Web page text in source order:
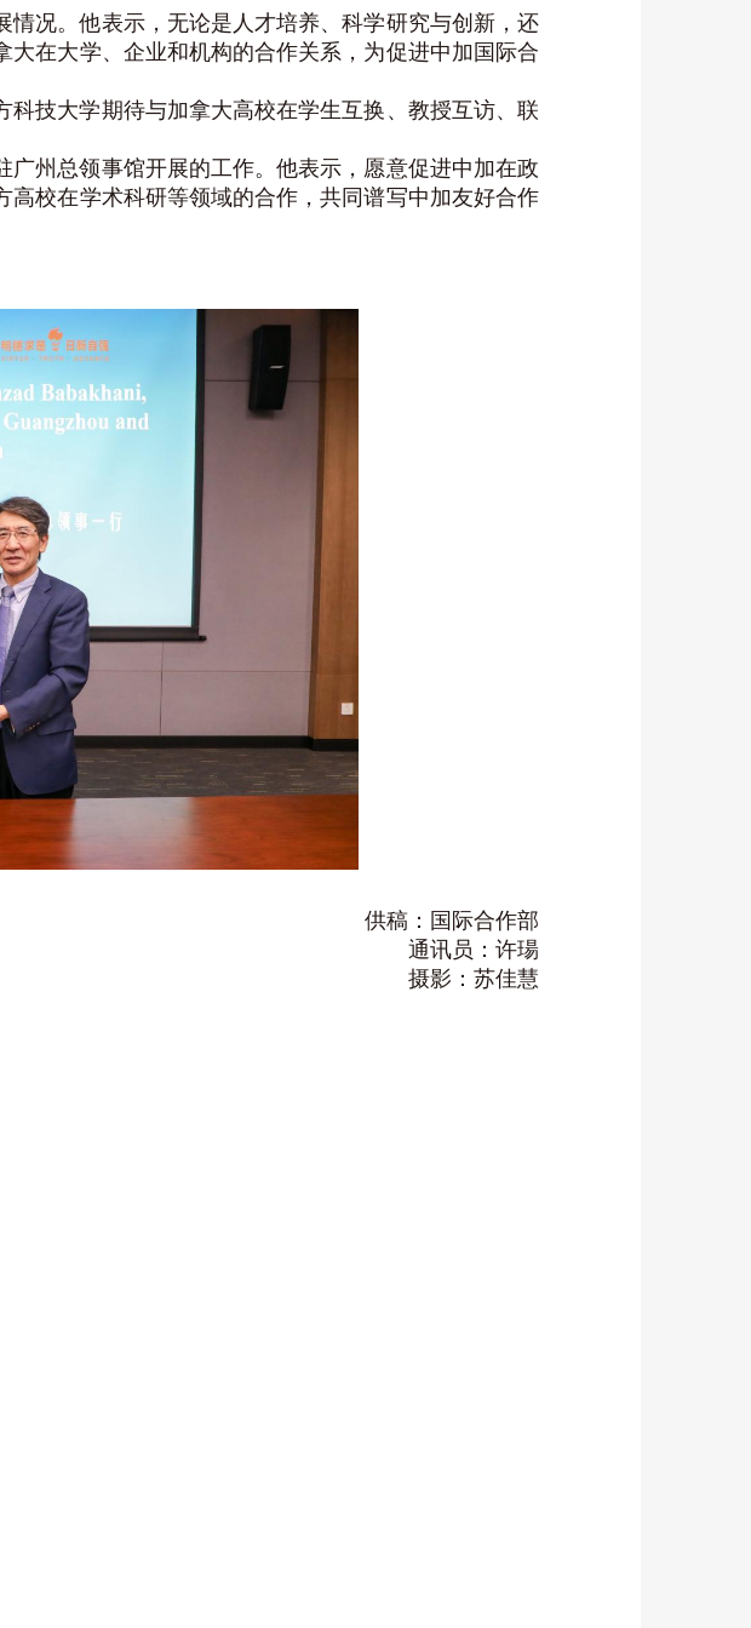
况。他表示，无论是人才培养、科学研究与创新，还
在大学、企业和机构的合作关系，为促进中加国际合
技大学期待与加拿大高校在学生互换、教授互访、联
州总领事馆开展的工作。他表示，愿意促进中加在政
校在学术科研等领域的合作，共同谱写中加友好合作
供稿：国际合作部
通讯员：许瑒
摄影：苏佳慧